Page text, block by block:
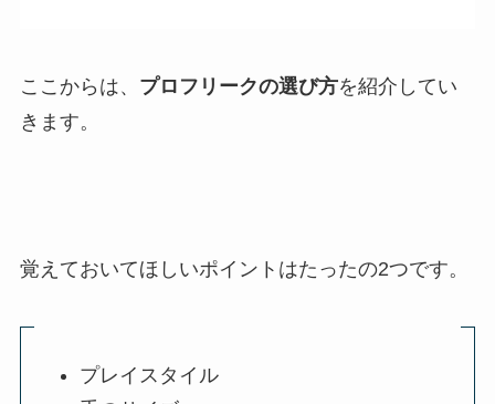
ここからは、 プロフリークの選び方を紹介してい
きます。
覚えておいてほしいポイントはたったの2つです。
プレイスタイル